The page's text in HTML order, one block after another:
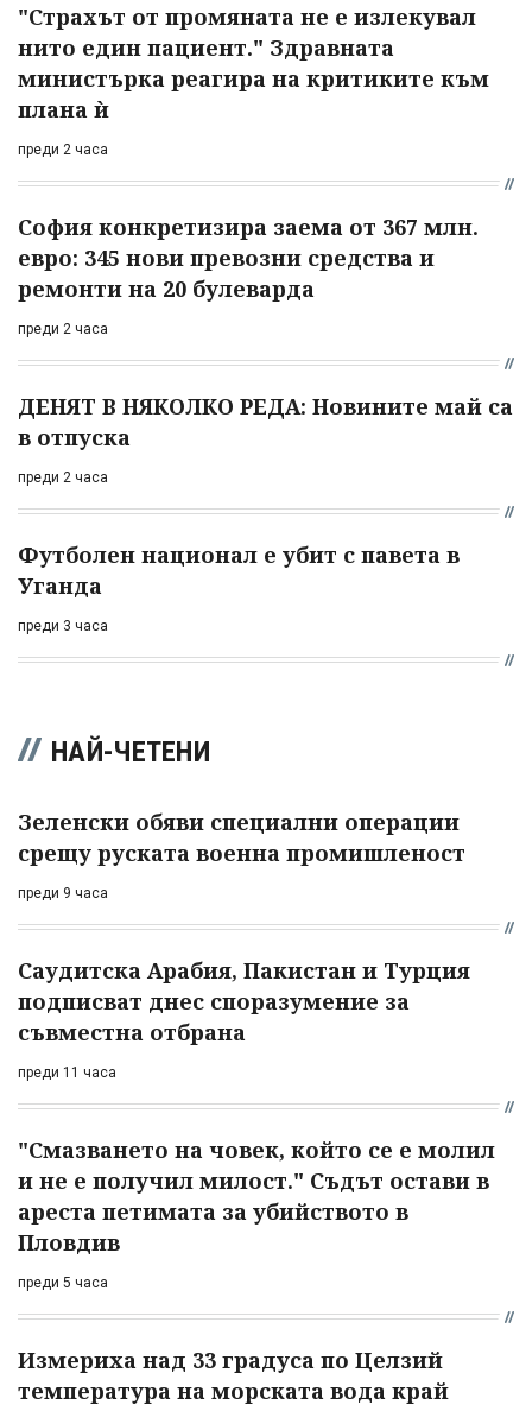
"Страхът от промяната не е излекувал
нито един пациент." Здравната
министърка реагира на критиките към
плана ѝ
преди 2 часа
София конкретизира заема от 367 млн.
евро: 345 нови превозни средства и
ремонти на 20 булеварда
преди 2 часа
ДЕНЯТ В НЯКОЛКО РЕДА: Новините май са
в отпуска
преди 2 часа
Футболен национал е убит с павета в
Уганда
преди 3 часа
НАЙ-ЧЕТЕНИ
Зеленски обяви специални операции
срещу руската военна промишленост
преди 9 часа
Саудитска Арабия, Пакистан и Турция
подписват днес споразумение за
съвместна отбрана
преди 11 часа
"Смазването на човек, който се е молил
и не е получил милост." Съдът остави в
ареста петимата за убийството в
Пловдив
преди 5 часа
Измериха над 33 градуса по Целзий
температура на морската вода край